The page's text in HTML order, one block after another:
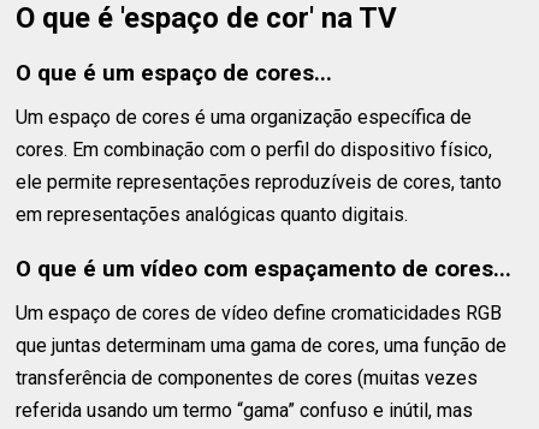
O que é 'espaço de cor' na TV
O que é um espaço de cores...
Um espaço de cores é uma organização específica de
cores. Em combinação com o perfil do dispositivo físico,
ele permite representações reproduzíveis de cores, tanto
em representações analógicas quanto digitais.
O que é um vídeo com espaçamento de cores...
Um espaço de cores de vídeo define cromaticidades RGB
que juntas determinam uma gama de cores, uma função de
transferência de componentes de cores (muitas vezes
referida usando um termo “gama” confuso e inútil, mas